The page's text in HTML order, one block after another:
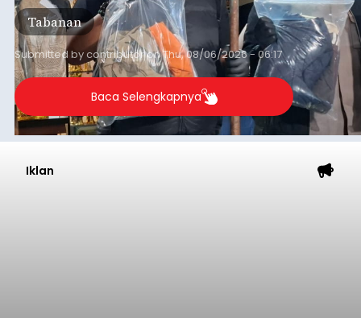
Tabanan
Submitted bycontributoronThu, 08/06/2026 - 06:17
Baca Selengkapnya
Iklan